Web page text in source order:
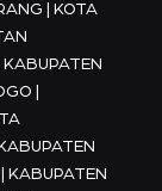
| KOTA
|
KABUPATEN